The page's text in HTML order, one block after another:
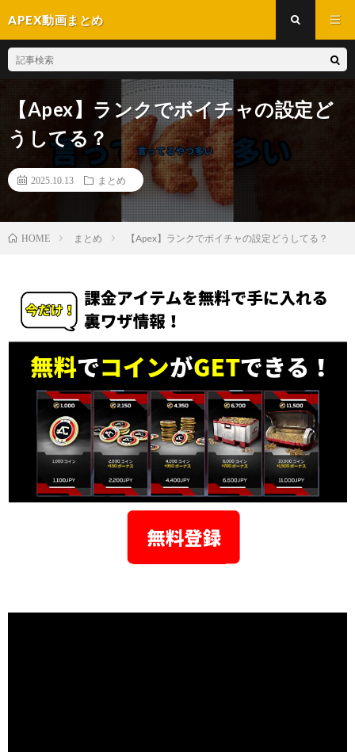
APEX動画まとめ
【Apex】ランクでボイチャの設定ど
うしてる？
2025.10.13 まとめ
HOME まとめ 【Apex】ランクでボイチャの設定どうしてる？